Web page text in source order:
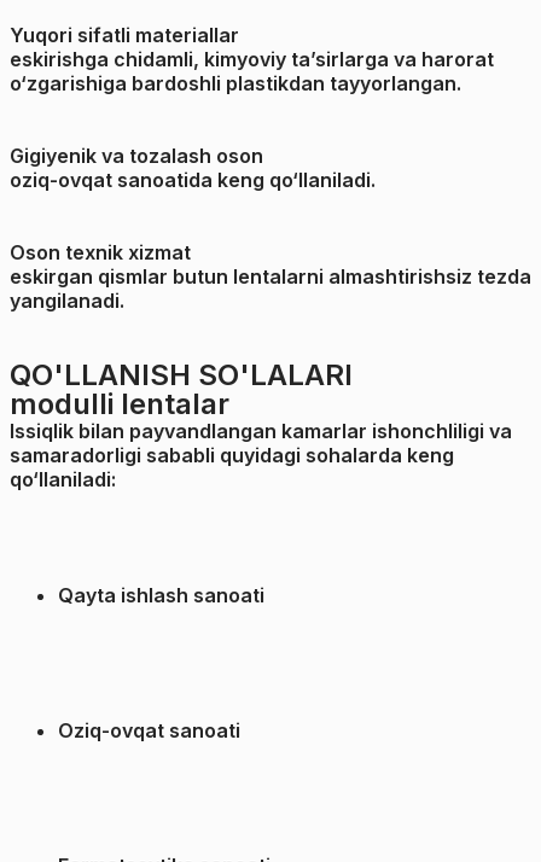
Yuqori sifatli materiallar
eskirishga chidamli, kimyoviy ta’sirlarga va harorat
o‘zgarishiga bardoshli plastikdan tayyorlangan.
Gigiyenik va tozalash oson
oziq-ovqat sanoatida keng qo‘llaniladi.
Oson texnik xizmat
eskirgan qismlar butun lentalarni almashtirishsiz tezda
yangilanadi.
QO'LLANISH SO'LALARI
modulli lentalar
Issiqlik bilan payvandlangan kamarlar ishonchliligi va
samaradorligi sababli quyidagi sohalarda keng
qo‘llaniladi:
Qayta ishlash sanoati
Oziq-ovqat sanoati